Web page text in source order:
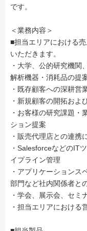
です。
＜業務内容＞
■担当エリアにおける
いただきます。
・大学、公的研究機関
解析機器・消耗品の提
・既存顧客への深耕営
・新規顧客の開拓およ
・お客様の研究課題・
ション提案
・販売代理店との連携
・SalesforceなどのIT
イプライン管理
・アプリケーションス
部門など社内関係者と
・学会、展示会、セミ
・担当エリアにおける